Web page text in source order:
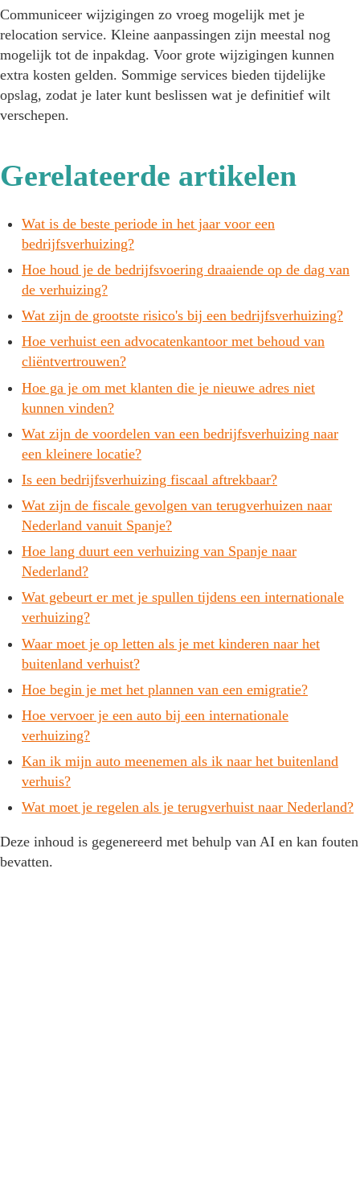
Communiceer wijzigingen zo vroeg mogelijk met je
relocation service. Kleine aanpassingen zijn meestal nog
mogelijk tot de inpakdag. Voor grote wijzigingen kunnen
extra kosten gelden. Sommige services bieden tijdelijke
opslag, zodat je later kunt beslissen wat je definitief wilt
verschepen.
Gerelateerde artikelen
Wat is de beste periode in het jaar voor een
bedrijfsverhuizing?
Hoe houd je de bedrijfsvoering draaiende op de dag van
de verhuizing?
Wat zijn de grootste risico's bij een bedrijfsverhuizing?
Hoe verhuist een advocatenkantoor met behoud van
cliëntvertrouwen?
Hoe ga je om met klanten die je nieuwe adres niet
kunnen vinden?
Wat zijn de voordelen van een bedrijfsverhuizing naar
een kleinere locatie?
Is een bedrijfsverhuizing fiscaal aftrekbaar?
Wat zijn de fiscale gevolgen van terugverhuizen naar
Nederland vanuit Spanje?
Hoe lang duurt een verhuizing van Spanje naar
Nederland?
Wat gebeurt er met je spullen tijdens een internationale
verhuizing?
Waar moet je op letten als je met kinderen naar het
buitenland verhuist?
Hoe begin je met het plannen van een emigratie?
Hoe vervoer je een auto bij een internationale
verhuizing?
Kan ik mijn auto meenemen als ik naar het buitenland
verhuis?
Wat moet je regelen als je terugverhuist naar Nederland?
Deze inhoud is gegenereerd met behulp van AI en kan fouten
bevatten.